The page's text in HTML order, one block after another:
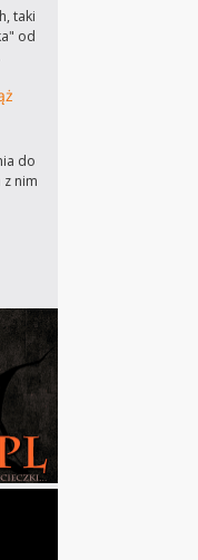
taki
od
do
nim